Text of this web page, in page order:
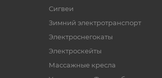
Сигвеи
Зимний электротранспорт
Электроснегокаты
Электроскейты
Массажные кресла